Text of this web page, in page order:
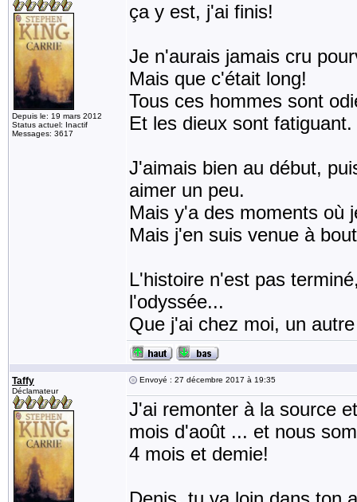
Depuis le: 19 mars 2012
Status actuel: Inactif
Messages: 3617
ça y est, j'ai finis!
Je n'aurais jamais cru
Mais que c'était long!
Tous ces hommes sont
Et les dieux sont fatiguant.
J'aimais bien au début,
aimer un peu.
Mais y'a des moments où
Mais j'en suis venue à
L'histoire n'est pas
l'odyssée...
Que j'ai chez moi, un
Taffy
Déclamateur
Envoyé : 27 décembre 2017 à 19:35
J'ai remonter à la source
mois d'août ... et nous
4 mois et demie!